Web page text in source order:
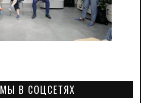
МЫ В СОЦСЕТЯХ